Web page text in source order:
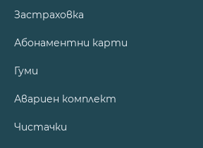
Застраховка
Абонаментни карти
Гуми
Авариен комплект
Чистачки